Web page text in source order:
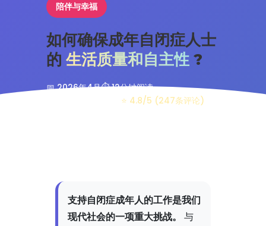
陪伴与幸福
如何确保成年自闭症人士
的生活质量和自主性 ?
📅 2026年4月⏱️ 12分钟阅读
⭐ 4.8/5 (247条评论)
支持自闭症成年人的工作是我们
现代社会的一项重大挑战。
与